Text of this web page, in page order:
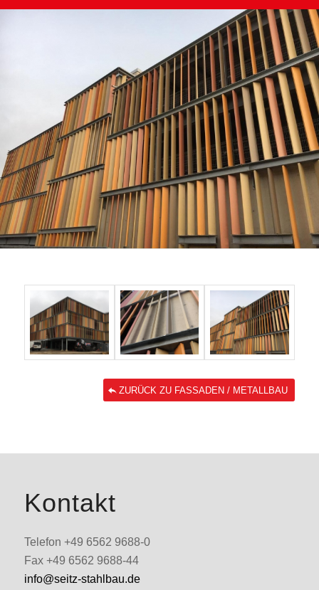
ZURÜCK ZU FASSADEN / METALLBAU
Kontakt
Telefon +49 6562 9688-0
Fax +49 6562 9688-44
info@seitz-stahlbau.de